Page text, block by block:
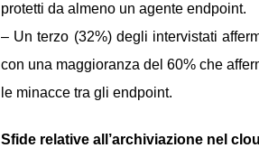
protetti da almeno un agente endpoint.
– Un terzo (32%) degli intervistati
con una maggioranza del 60% che
le minacce tra gli endpoint.
Sfide relative all’archiviazione nel